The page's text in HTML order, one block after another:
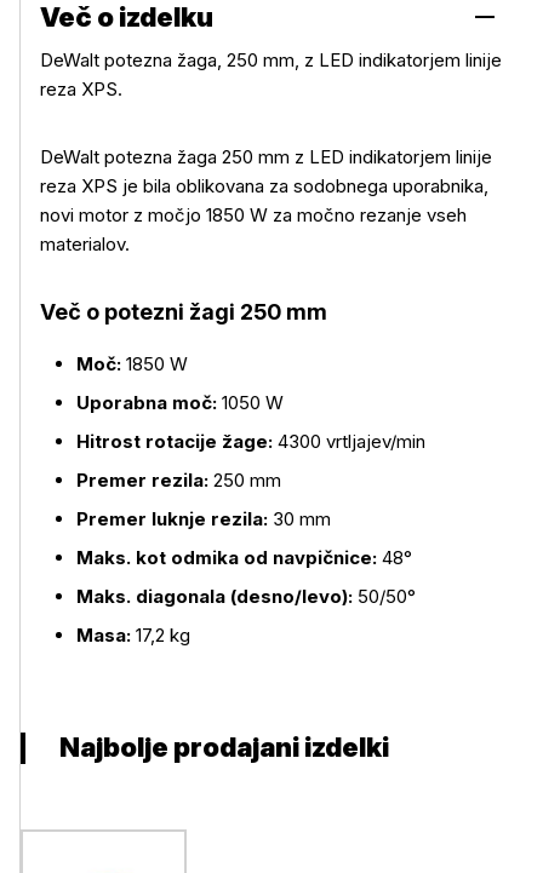
Več o izdelku
Več o izdelku
DeWalt potezna žaga, 250 mm, z LED indikatorjem linije
reza XPS.
DeWalt potezna žaga 250 mm z LED indikatorjem linije
reza XPS je bila oblikovana za sodobnega uporabnika,
novi motor z močjo 1850 W za močno rezanje vseh
materialov.
Več o potezni žagi 250 mm
Moč: 1850 W
Uporabna moč: 1050 W
Hitrost rotacije žage: 4300 vrtljajev/min
Premer rezila: 250 mm
Premer luknje rezila: 30 mm
Maks. kot odmika od navpičnice: 48°
Maks. diagonala (desno/levo): 50/50°
Masa: 17,2 kg
Najbolje prodajani izdelki